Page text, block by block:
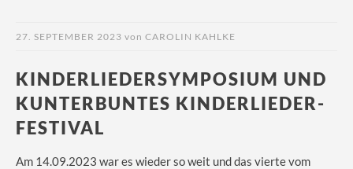
27. SEPTEMBER 2023 von CAROLIN KAHLKE
KINDERLIEDERSYMPOSIUM UND
KUNTERBUNTES KINDERLIEDER-
FESTIVAL
Am 14.09.2023 war es wieder so weit und das vierte vom